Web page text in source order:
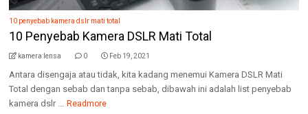
10 penyebab kamera dslr mati total
10 Penyebab Kamera DSLR Mati Total
kamera lensa 0 Feb 19, 2021
Antara disengaja atau tidak, kita kadang menemui Kamera DSLR Mati
Total dengan sebab dan tanpa sebab, dibawah ini adalah list penyebab
kamera dslr ... Readmore